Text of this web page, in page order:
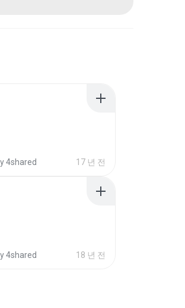
4shared 17 년 전
4shared 18 년 전